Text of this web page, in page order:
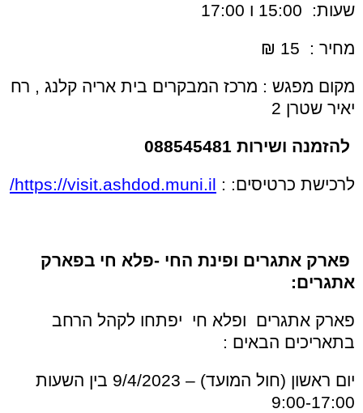
שעות: 15:00 ו 17:00
מחיר : 15 ₪
מקום מפגש : מרכז המבקרים בית אריה קלנג , רח
יאיר שטרן 2
להזמנה ושירות 088545481
לרכישת כרטיסים: : https://visit.ashdod.muni.il/
פארק אתגרים ופינת החי -פלא חי בפארק
אתגרים:
פארק אתגרים ופלא חי יפתחו לקהל הרחב
בתאריכים הבאים :
יום ראשון (חול המועד) – 9/4/2023 בין השעות
9:00-17:00